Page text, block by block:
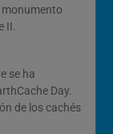
monumento
II.
se ha
Day.
de los cachés